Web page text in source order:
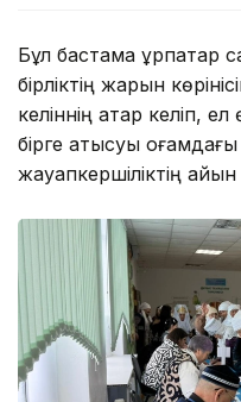
Бұл бастама ұрпақтар
бірліктің жарқын
келіннің қатар келіп,
бірге қатысуы
жауапкершіліктің